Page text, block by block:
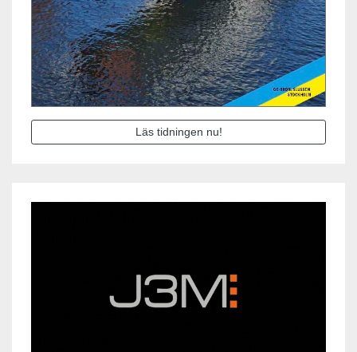
Läs tidningen nu!